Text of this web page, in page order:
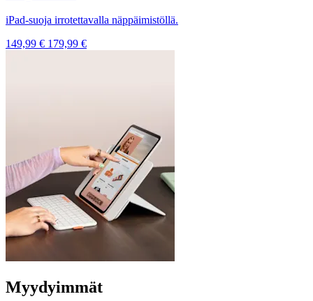
iPad-suoja irrotettavalla näppäimistöllä.
149,99 € 179,99 €
Myydyimmät